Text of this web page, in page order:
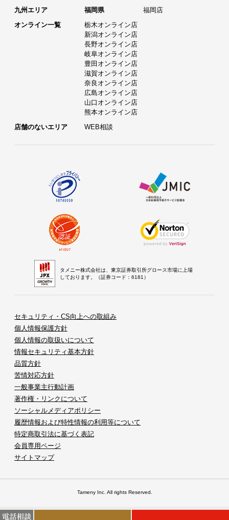
九州エリア
福岡県
福岡店
オンライン一覧
栃木オンライン店
新潟オンライン店
長野オンライン店
岐阜オンライン店
豊田オンライン店
滋賀オンライン店
奈良オンライン店
広島オンライン店
山口オンライン店
熊本オンライン店
店舗のないエリア
WEB相談
タメニー株式会社は、東京証券取引所グロース市場に上場
しております。（証券コード：6181）
セキュリティ・CS向上への取組み
個人情報保護方針
個人情報の取扱いについて
情報セキュリティ基本方針
品質方針
苦情対応方針
一般事業主行動計画
著作権・リンクについて
ソーシャルメディアポリシー
履歴情報および特性情報の利用等について
特定商取引法に基づく表記
会員専用ページ
サイトマップ
Tameny Inc. All rights Reserved.